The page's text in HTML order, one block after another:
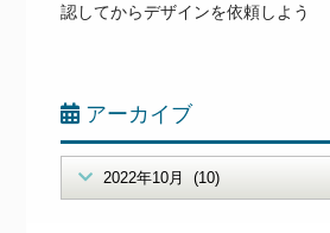
認してからデザインを依頼しよう
アーカイブ